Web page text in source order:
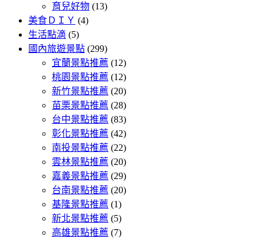
育兒好物 (13)
美食ＤＩＹ (4)
生活點滴 (5)
國內旅遊景點 (299)
宜蘭景點推薦 (12)
桃園景點推薦 (12)
新竹景點推薦 (20)
苗栗景點推薦 (28)
台中景點推薦 (83)
彰化景點推薦 (42)
南投景點推薦 (22)
雲林景點推薦 (20)
嘉義景點推薦 (29)
台南景點推薦 (20)
基隆景點推薦 (1)
新北景點推薦 (5)
高雄景點推薦 (7)